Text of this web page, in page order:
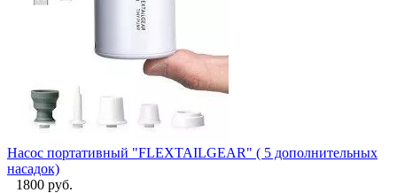
Насос портативный "FLEXTAILGEAR" ( 5 дополнительных
насадок)
1800 руб.